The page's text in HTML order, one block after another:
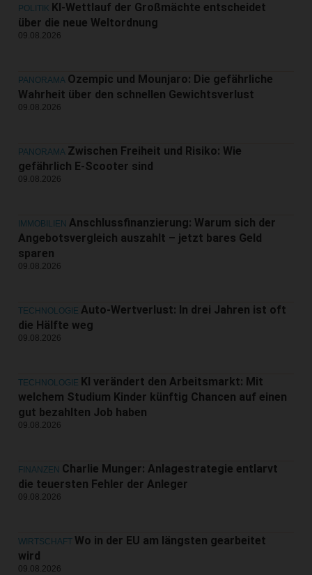
POLITIK KI-Wettlauf der Großmächte entscheidet
über die neue Weltordnung
09.08.2026
PANORAMA Ozempic und Mounjaro: Die gefährliche
Wahrheit über den schnellen Gewichtsverlust
09.08.2026
PANORAMA Zwischen Freiheit und Risiko: Wie
gefährlich E-Scooter sind
09.08.2026
IMMOBILIEN Anschlussfinanzierung: Warum sich der
Angebotsvergleich auszahlt – jetzt bares Geld
sparen
09.08.2026
TECHNOLOGIE Auto-Wertverlust: In drei Jahren ist oft
die Hälfte weg
09.08.2026
TECHNOLOGIE KI verändert den Arbeitsmarkt: Mit
welchem Studium Kinder künftig Chancen auf einen
gut bezahlten Job haben
09.08.2026
FINANZEN Charlie Munger: Anlagestrategie entlarvt
die teuersten Fehler der Anleger
09.08.2026
WIRTSCHAFT Wo in der EU am längsten gearbeitet
wird
09.08.2026